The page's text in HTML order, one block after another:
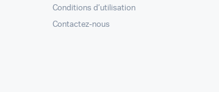
Conditions d’utilisation
Contactez-nous